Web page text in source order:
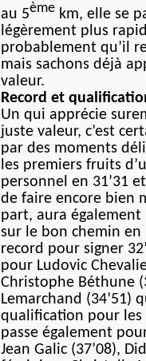
au 5ème km, elle se
légèrement plus
probablement qu’il
mais sachons déjà
valeur.
Record et
Un qui apprécie
juste valeur, c’est
par des moments
les premiers fruits
personnel en 31’31
de faire encore bien
part, aura
sur le bon chemin
record pour signer
pour Ludovic
Christophe Béthune
Lemarchand (34’51)
qualification pour les
passe également
Jean Galic (37’08),